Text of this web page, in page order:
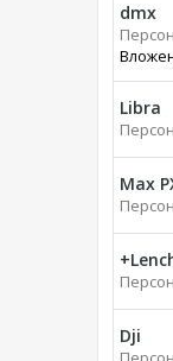
dmx
Libra
Max
Dji